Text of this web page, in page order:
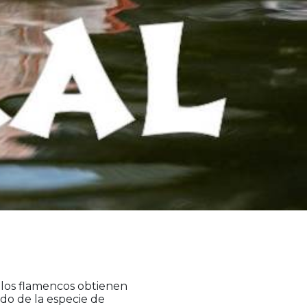
Eti
flamencos obtienen
de la especie de